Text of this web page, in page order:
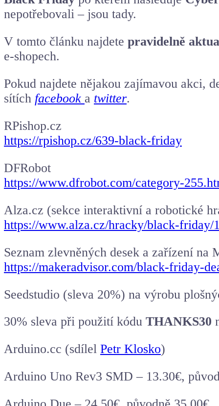
nepotřebovali – jsou tady.
V tomto článku najdete pravidelně
e-shopech.
Pokud najdete nějakou zajímavou akci,
sítích facebook a twitter.
RPishop.cz
https://rpishop.cz/639-black-friday
DFRobot
https://www.dfrobot.com/category-
Alza.cz (sekce interaktivní a robotické
https://www.alza.cz/hracky/black-friday/
Seznam zlevněných desek a zařízení
https://makeradvisor.com/black-friday-
Seedstudio (sleva 20%) na výrobu
30% sleva při použití kódu THANKS30
Arduino.cc (sdílel Petr Klosko)
Arduino Uno Rev3 SMD – 13.30€,